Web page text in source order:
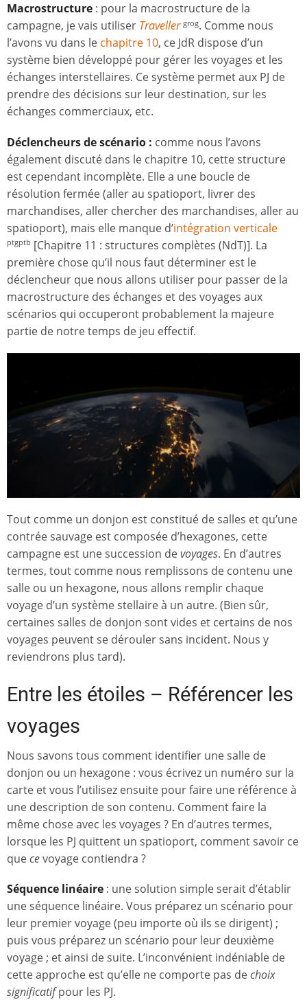
Macrostructure : pour la macrostructure de la
campagne, je vais utiliser Traveller grog. Comme nous
l’avons vu dans le chapitre 10, ce JdR dispose d’un
système bien développé pour gérer les voyages et les
échanges interstellaires. Ce système permet aux PJ de
prendre des décisions sur leur destination, sur les
échanges commerciaux, etc.
Déclencheurs de scénario : comme nous l’avons
également discuté dans le chapitre 10, cette structure
est cependant incomplète. Elle a une boucle de
résolution fermée (aller au spatioport, livrer des
marchandises, aller chercher des marchandises, aller au
spatioport), mais elle manque d’intégration verticale
ptgptb [Chapitre 11 : structures complètes (NdT)]. La
première chose qu’il nous faut déterminer est le
déclencheur que nous allons utiliser pour passer de la
macrostructure des échanges et des voyages aux
scénarios qui occuperont probablement la majeure
partie de notre temps de jeu effectif.
Tout comme un donjon est constitué de salles et qu’une
contrée sauvage est composée d’hexagones, cette
campagne est une succession devoyages. En d’autres
termes, tout comme nous remplissons de contenu une
salle ou un hexagone, nous allons remplir chaque
voyage d’un système stellaire à un autre. (Bien sûr,
certaines salles de donjon sont vides et certains de nos
voyages peuvent se dérouler sans incident. Nous y
reviendrons plus tard).
Entre les étoiles – Référencer les
voyages
Nous savons tous comment identifier une salle de
donjon ou un hexagone : vous écrivez un numéro sur la
carte et vous l’utilisez ensuite pour faire une référence à
une description de son contenu. Comment faire la
même chose avec les voyages ? En d’autres termes,
lorsque les PJ quittent un spatioport, comment savoir ce
quecevoyage contiendra ?
Séquence linéaire : une solution simple serait d’établir
une séquence linéaire. Vous préparez un scénario pour
leur premier voyage (peu importe où ils se dirigent) ;
puis vous préparez un scénario pour leur deuxième
voyage ; et ainsi de suite. L’inconvénient indéniable de
cette approche est qu’elle ne comporte pas dechoix
significatifpour les PJ.